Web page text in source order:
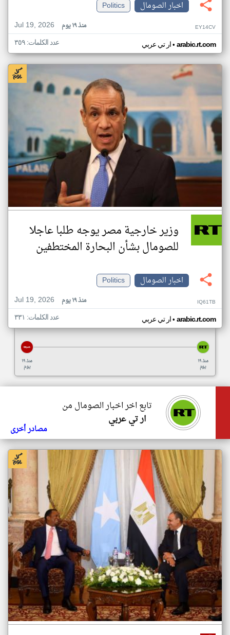
اخبار الصومال
Politics
Jul 19, 2026
منذ ١٩ يوم EY14CV
ار تي عربي• arabic.rt.com عدد الكلمات: ٣٥٩
وزير خارجية مصر يوجه طلبا عاجلا
للصومال بشأن البحارة المختطفين
اخبار الصومال
Politics
Jul 19, 2026
منذ ١٩ يوم IQ61TB
ار تي عربي• arabic.rt.com عدد الكلمات: ٣٣١
منذ ١٩
يوم
منذ ١٩
يوم
تابع اخر اخبار الصومال من
ار تي عربي
مصادر أخرى